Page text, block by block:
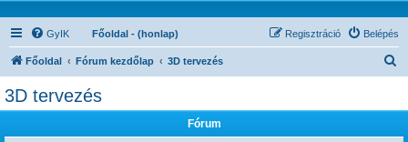
GyIK Főoldal - (honlap) Belépés
Regisztráció
Főoldal Fórum kezdőlap 3D tervezés
3D tervezés
Fórum